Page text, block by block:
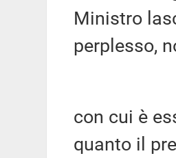
Ministro
perplesso,
con cui è
quanto il